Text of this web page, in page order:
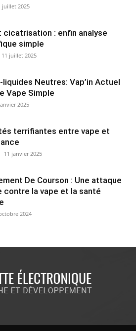
juillet 2025
cicatrisation : enfin analyse
simple
11 juillet 2025
liquides Neutres: Vap’in Actuel
Vape Simple
2025
terrifiantes entre vape et
11 janvier 2025
De Courson : Une attaque
contre la vape et la santé
2024